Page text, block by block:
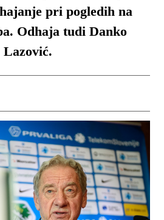
pri pogledih na
Odhaja tudi Danko
Lazović.